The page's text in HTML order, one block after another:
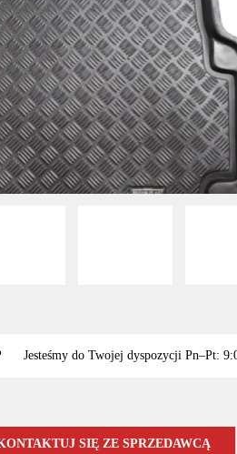
Jesteśmy do Twojej dyspozycji Pn–Pt:
SIĘ ZE SPRZEDAWCĄ